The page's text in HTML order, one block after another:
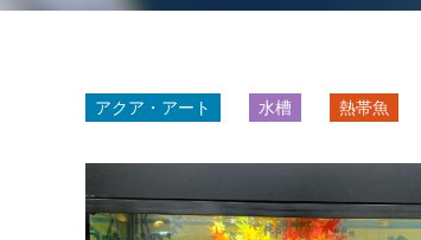
アクア・アート 水槽 熱帯魚